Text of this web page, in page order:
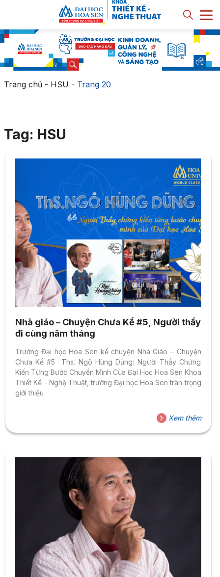
Trang chủ- HSU - Trang 20
Tag: HSU
Nhà giáo – Chuyện Chưa Kể #5, Người thầy
đi cùng năm tháng
Trường Đại học Hoa Sen kể chuyện Nhà Giáo – Chuyện
Chưa Kể #5 Ths. Ngô Hùng Dũng: Người Thầy Chứng
Kiến Từng Bước Chuyển Mình Của Đại Học Hoa Sen Khoa
Thiết Kế – Nghệ Thuật, trường Đại học Hoa Sen trân trọng
giới thiệu
Xem thêm